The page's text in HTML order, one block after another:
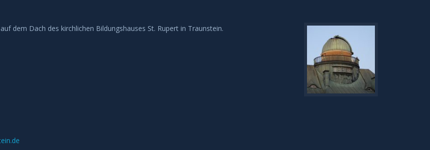
dem Dach des kirchlichen Bildungshauses St. Rupert in Traunstein.